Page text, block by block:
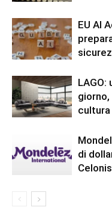
EU AI
LAGO:
di
Celonis